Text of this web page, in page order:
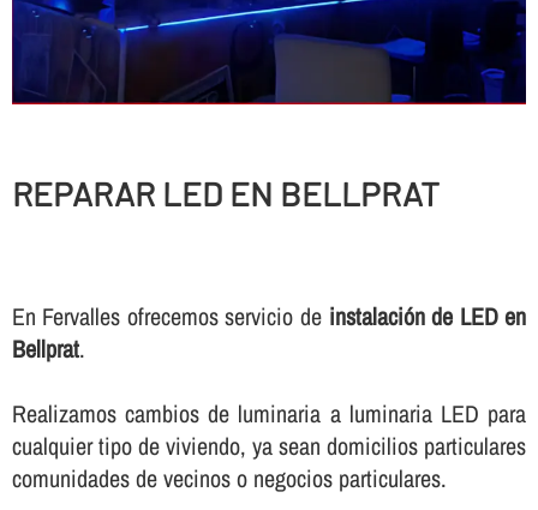
REPARAR LED EN BELLPRAT
En Fervalles ofrecemos servicio de instalación de LED en
Bellprat.
Realizamos cambios de luminaria a luminaria LED para
cualquier tipo de viviendo, ya sean domicilios particulares
comunidades de vecinos o negocios particulares.